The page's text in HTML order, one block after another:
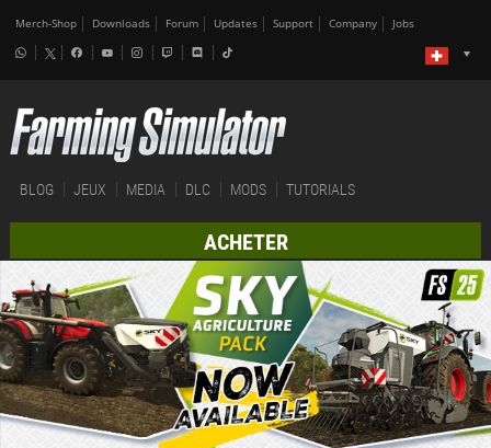
Merch-Shop Downloads Forum Updates Support Company Jobs
BLOG JEUX MEDIA DLC MODS TUTORIALS
ACHETER